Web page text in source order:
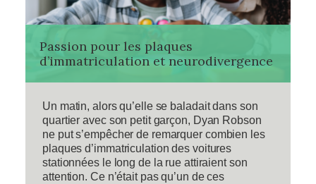
Passion pour les plaques
d’immatriculation et neurodivergence
Un matin, alors qu’elle se baladait dans son
quartier avec son petit garçon, Dyan Robson
ne put s’empêcher de remarquer combien les
plaques d’immatriculation des voitures
stationnées le long de la rue attiraient son
attention. Ce n’était pas qu’un de ces